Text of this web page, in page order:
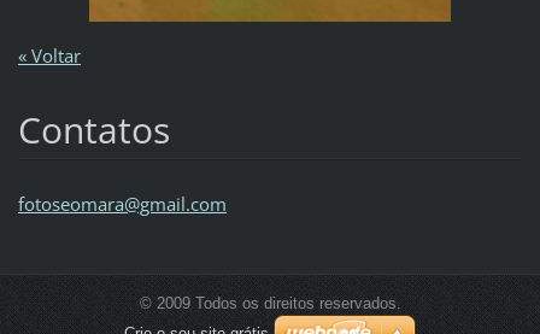
« Voltar
Contatos
fotoseomara@gmail.com
© 2009 Todos os direitos reservados.